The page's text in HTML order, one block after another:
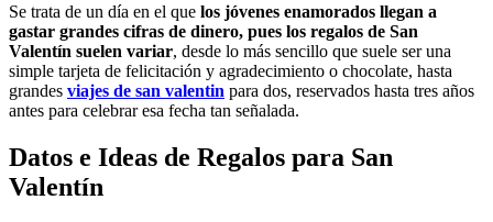
Se trata de un día en el que los jóvenes enamorados llegan a
gastar grandes cifras de dinero, pues los regalos de San
Valentín suelen variar, desde lo más sencillo que suele ser una
simple tarjeta de felicitación y agradecimiento o chocolate, hasta
grandes viajes de san valentin para dos, reservados hasta tres años
antes para celebrar esa fecha tan señalada.
Datos e Ideas de Regalos para San
Valentín